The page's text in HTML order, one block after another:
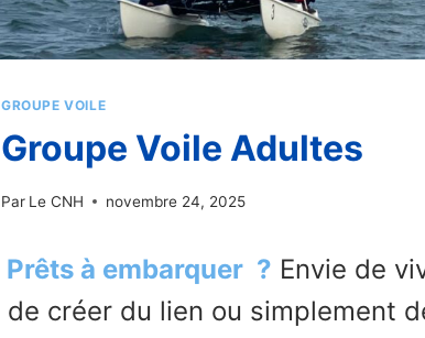
GROUPE VOILE
Groupe Voile Adultes
Par Le CNH novembre 24, 2025
Prêts à embarquer ? Envie de
de créer du lien ou simplement